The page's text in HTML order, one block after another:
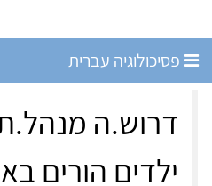
פסיכולוגיה עברית
דרוש.ה
ילדים הורים